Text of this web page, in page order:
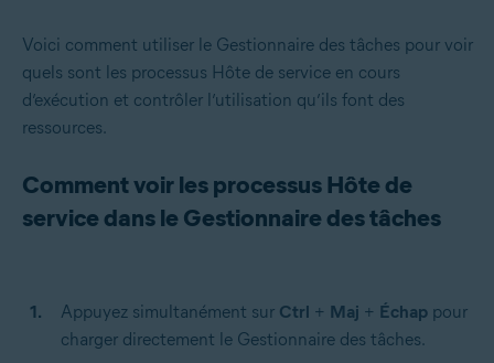
Voici comment utiliser le Gestionnaire des tâches pour voir
quels sont les processus Hôte de service en cours
d’exécution et contrôler l’utilisation qu’ils font des
ressources.
Comment voir les processus Hôte de
service dans le Gestionnaire des tâches
Appuyez simultanément sur Ctrl + Maj + Échap pour
charger directement le Gestionnaire des tâches.